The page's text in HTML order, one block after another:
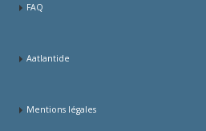
FAQ
Aatlantide
Mentions légales